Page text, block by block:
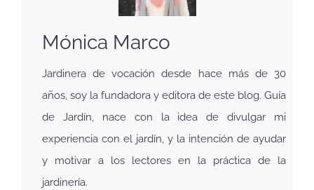
Mónica Marco
Jardinera de vocación desde hace más de 30
años, soy la fundadora y editora de este blog. Guía
de Jardín, nace con la idea de divulgar mi
experiencia con el jardín, y la intención de ayudar
y motivar a los lectores en la práctica de la
jardinería.